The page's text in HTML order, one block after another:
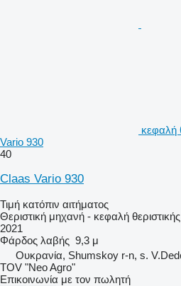
κεφαλή
Vario 930
40
Claas Vario 930
Τιμή κατόπιν αιτήματος
Θεριστική μηχανή - κεφαλή
2021
Φάρδος λαβής 9,3 μ
Ουκρανία, Shumskoy r-n, s.
TOV "Neo Agro"
Επικοινωνία με τον πωλητή